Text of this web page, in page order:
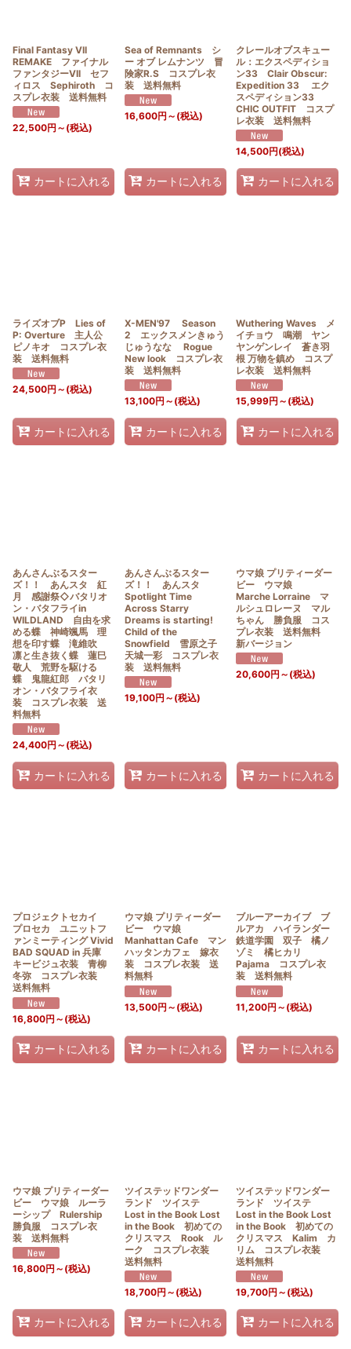
Final Fantasy VII
REMAKE ファイナル
ファンタジーVII セフ
ィロス Sephiroth コ
スプレ衣装 送料無料
22,500円 ～ (税込)
カートに入れる
Sea of Remnants シ
ー オブ レムナンツ 冒
険家R.S コスプレ衣
装 送料無料
16,600円 ～ (税込)
カートに入れる
クレールオブスキュー
ル：エクスペディショ
ン33 Clair Obscur:
Expedition 33 エク
スペディション33
CHIC OUTFIT コスプ
レ衣装 送料無料
14,500円(税込)
カートに入れる
ライズオブP Lies of
P: Overture 主人公
ピノキオ コスプレ衣
装 送料無料
24,500円 ～ (税込)
カートに入れる
X-MEN'97 Season
2 エックスメンきゅう
じゅうなな Rogue
New look コスプレ衣
装 送料無料
13,100円 ～ (税込)
カートに入れる
Wuthering Waves メ
イチョウ 鳴潮 ヤン
ヤンゲンレイ 蒼き羽
根 万物を鎮め コスプ
レ衣装 送料無料
15,999円 ～ (税込)
カートに入れる
あんさんぶるスター
ズ！！ あんスタ 紅
月 感謝祭◇バタリオ
ン・バタフライin
WILDLAND 自由を求
める蝶 神崎颯馬 理
想を印す蝶 滝維吹
凛と生き抜く蝶 蓮巳
敬人 荒野を駆ける
蝶 鬼龍紅郎 バタリ
オン・バタフライ衣
装 コスプレ衣装 送
料無料
24,400円 ～ (税込)
カートに入れる
あんさんぶるスター
ズ！！ あんスタ
Spotlight Time
Across Starry
Dreams is starting!
Child of the
Snowfield 雪原之子
天城一彩 コスプレ衣
装 送料無料
19,100円 ～ (税込)
カートに入れる
ウマ娘 プリティーダー
ビー ウマ娘
Marche Lorraine マ
ルシュロレーヌ マル
ちゃん 勝負服 コス
プレ衣装 送料無料
新バージョン
20,600円 ～ (税込)
カートに入れる
プロジェクトセカイ
プロセカ ユニットフ
ァンミーティング Vivid
BAD SQUAD in 兵庫
キービジュ衣装 青柳
冬弥 コスプレ衣装
送料無料
16,800円 ～ (税込)
カートに入れる
ウマ娘 プリティーダー
ビー ウマ娘
Manhattan Cafe マン
ハッタンカフェ 嫁衣
装 コスプレ衣装 送
料無料
13,500円 ～ (税込)
カートに入れる
ブルーアーカイブ ブ
ルアカ ハイランダー
鉄道学園 双子 橘ノ
ゾミ 橘ヒカリ
Pajama コスプレ衣
装 送料無料
11,200円 ～ (税込)
カートに入れる
ウマ娘 プリティーダー
ビー ウマ娘 ルーラ
ーシップ Rulership
勝負服 コスプレ衣
装 送料無料
16,800円 ～ (税込)
カートに入れる
ツイステッドワンダー
ランド ツイステ
Lost in the Book Lost
in the Book 初めての
クリスマス Rook ル
ーク コスプレ衣装
送料無料
18,700円 ～ (税込)
カートに入れる
ツイステッドワンダー
ランド ツイステ
Lost in the Book Lost
in the Book 初めての
クリスマス Kalim カ
リム コスプレ衣装
送料無料
19,700円 ～ (税込)
カートに入れる